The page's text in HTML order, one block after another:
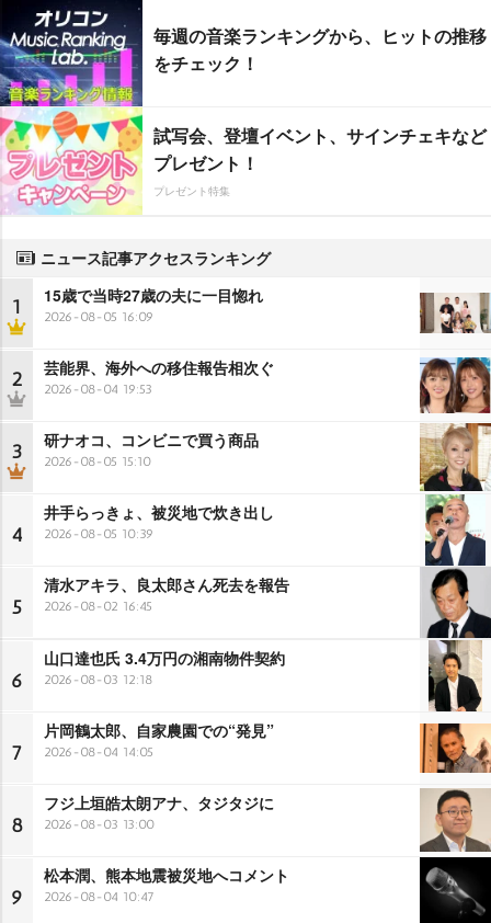
毎週の音楽ランキングから、ヒットの推移
をチェック！
試写会、登壇イベント、サインチェキなど
プレゼント！
プレゼント特集
ニュース記事アクセスランキング
1 15歳で当時27歳の夫に一目惚れ
2026-08-05 16:09
2 芸能界、海外への移住報告相次ぐ
2026-08-04 19:53
3 研ナオコ、コンビニで買う商品
2026-08-05 15:10
4
井手らっきょ、被災地で炊き出し
2026-08-05 10:39
5
清水アキラ、良太郎さん死去を報告
2026-08-02 16:45
6
山口達也氏 3.4万円の湘南物件契約
2026-08-03 12:18
7
片岡鶴太郎、自家農園での“発見”
2026-08-04 14:05
8
フジ上垣皓太朗アナ、タジタジに
2026-08-03 13:00
9
松本潤、熊本地震被災地へコメント
2026-08-04 10:47